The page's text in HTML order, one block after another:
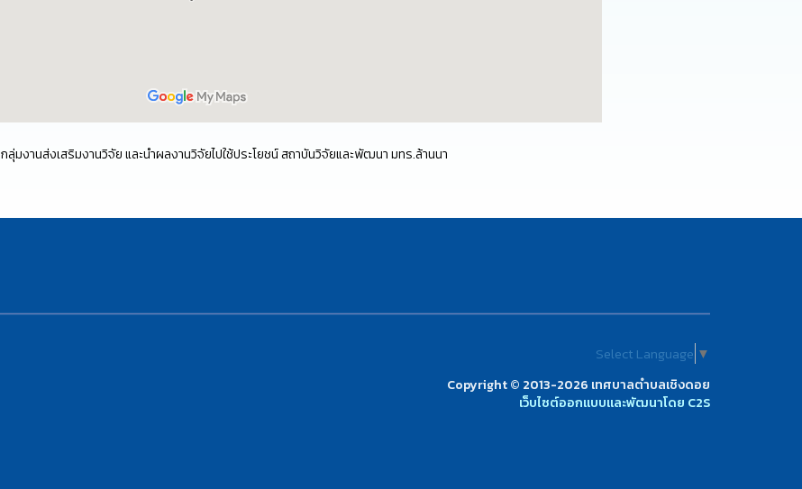
กลุ่มงานส่งเสริมงานวิจัย และนำผลงานวิจัยไปใช้ประโยชน์ สถาบันวิจัยและพัฒนา มทร.ล้านนา
Select Language ▼
Copyright © 2013-2026 เทศบาลตำบลเชิงดอย
เว็บไซต์ออกแบบและพัฒนาโดย C2S